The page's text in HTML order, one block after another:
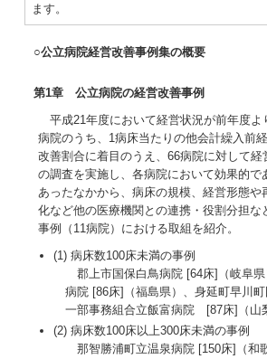
ます。
○公立病院経営改善事例集の概要
第1章 公立病院の経営改善事例
平成21年度において経営状況が前年度よ
病院のうち、1病床当たりの他会計繰入前
改善割合に着目のうえ、66病院に対して経
の調査を実施し、各病院において効果的で
あったなかから、病床の規模、経営形態や
化など他の医療機関との連携・役割分担な
事例（11病院）における取組を紹介。
(1) 病床数100床未満の事例
郡上市国保白鳥病院 [64床]（岐阜県
病院 [86床]（福島県）、身延町早川
一部事務組合立飯富病院 [87床]（山
(2) 病床数100床以上300床未満の事例
那智勝浦町立温泉病院 [150床]（和